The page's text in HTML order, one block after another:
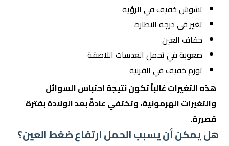
تشوش خفيف في الرؤية
تغير في درجة النظارة
جفاف العين
صعوبة في تحمل العدسات اللاصقة
تورم خفيف في القرنية
هذه التغيرات غالباً تكون نتيجة احتباس السوائل
والتغيرات الهرمونية، وتختفي عادةً بعد الولادة بفترة
قصيرة.
هل يمكن أن يسبب الحمل ارتفاع ضغط العين؟